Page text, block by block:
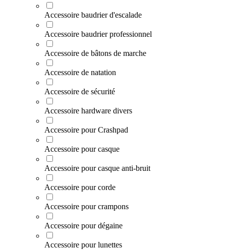
Accessoire baudrier d'escalade
Accessoire baudrier professionnel
Accessoire de bâtons de marche
Accessoire de natation
Accessoire de sécurité
Accessoire hardware divers
Accessoire pour Crashpad
Accessoire pour casque
Accessoire pour casque anti-bruit
Accessoire pour corde
Accessoire pour crampons
Accessoire pour dégaine
Accessoire pour lunettes